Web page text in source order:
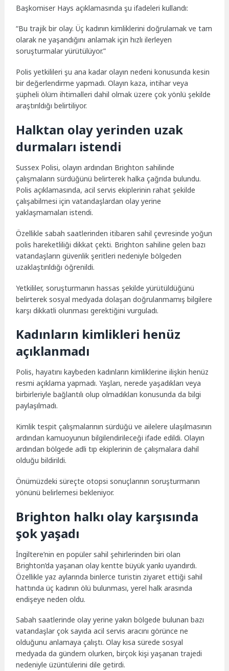
Başkomiser Hays açıklamasında şu ifadeleri kullandı:
“Bu trajik bir olay. Üç kadının kimliklerini doğrulamak ve tam
olarak ne yaşandığını anlamak için hızlı ilerleyen
soruşturmalar yürütülüyor.”
Polis yetkilileri şu ana kadar olayın nedeni konusunda kesin
bir değerlendirme yapmadı. Olayın kaza, intihar veya
şüpheli ölüm ihtimalleri dahil olmak üzere çok yönlü şekilde
araştırıldığı belirtiliyor.
Halktan olay yerinden uzak
durmaları istendi
Sussex Polisi, olayın ardından Brighton sahilinde
çalışmaların sürdüğünü belirterek halka çağrıda bulundu.
Polis açıklamasında, acil servis ekiplerinin rahat şekilde
çalışabilmesi için vatandaşlardan olay yerine
yaklaşmamaları istendi.
Özellikle sabah saatlerinden itibaren sahil çevresinde yoğun
polis hareketliliği dikkat çekti. Brighton sahiline gelen bazı
vatandaşların güvenlik şeritleri nedeniyle bölgeden
uzaklaştırıldığı öğrenildi.
Yetkililer, soruşturmanın hassas şekilde yürütüldüğünü
belirterek sosyal medyada dolaşan doğrulanmamış bilgilere
karşı dikkatli olunması gerektiğini vurguladı.
Kadınların kimlikleri henüz
açıklanmadı
Polis, hayatını kaybeden kadınların kimliklerine ilişkin henüz
resmi açıklama yapmadı. Yaşları, nerede yaşadıkları veya
birbirleriyle bağlantılı olup olmadıkları konusunda da bilgi
paylaşılmadı.
Kimlik tespit çalışmalarının sürdüğü ve ailelere ulaşılmasının
ardından kamuoyunun bilgilendirileceği ifade edildi. Olayın
ardından bölgede adli tıp ekiplerinin de çalışmalara dahil
olduğu bildirildi.
Önümüzdeki süreçte otopsi sonuçlarının soruşturmanın
yönünü belirlemesi bekleniyor.
Brighton halkı olay karşısında
şok yaşadı
İngiltere’nin en popüler sahil şehirlerinden biri olan
Brighton’da yaşanan olay kentte büyük yankı uyandırdı.
Özellikle yaz aylarında binlerce turistin ziyaret ettiği sahil
hattında üç kadının ölü bulunması, yerel halk arasında
endişeye neden oldu.
Sabah saatlerinde olay yerine yakın bölgede bulunan bazı
vatandaşlar çok sayıda acil servis aracını görünce ne
olduğunu anlamaya çalıştı. Olay kısa sürede sosyal
medyada da gündem olurken, birçok kişi yaşanan trajedi
nedeniyle üzüntülerini dile getirdi.